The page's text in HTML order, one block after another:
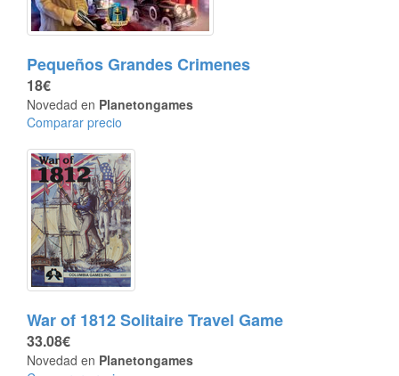
Pequeños Grandes Crimenes
18€
Novedad en Planetongames
Comparar precio
War of 1812 Solitaire Travel Game
33.08€
Novedad en Planetongames